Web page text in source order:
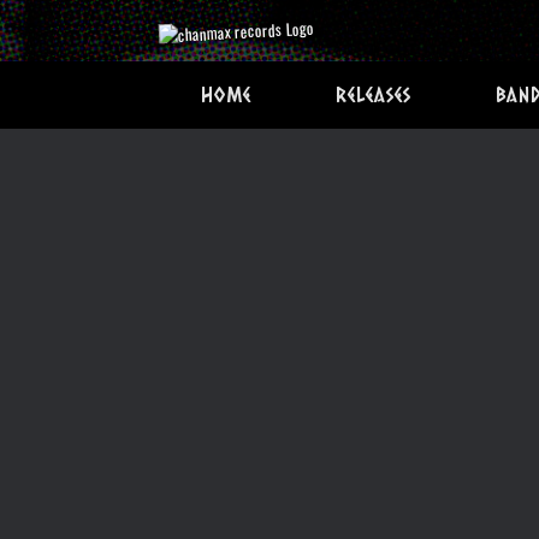
Skip
to
content
Home Releases